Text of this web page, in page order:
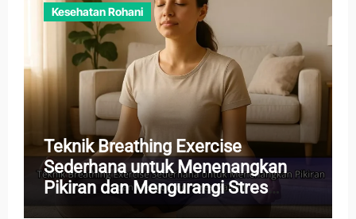
Kesehatan Rohani
Teknik Breathing Exercise
Sederhana untuk Menenangkan
Pikiran dan Mengurangi Stres
Harian